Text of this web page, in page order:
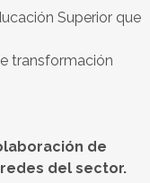
Superior que
transformación
de
del sector.